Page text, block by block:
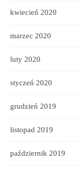
kwiecień 2020
marzec 2020
luty 2020
styczeń 2020
grudzień 2019
listopad 2019
październik 2019